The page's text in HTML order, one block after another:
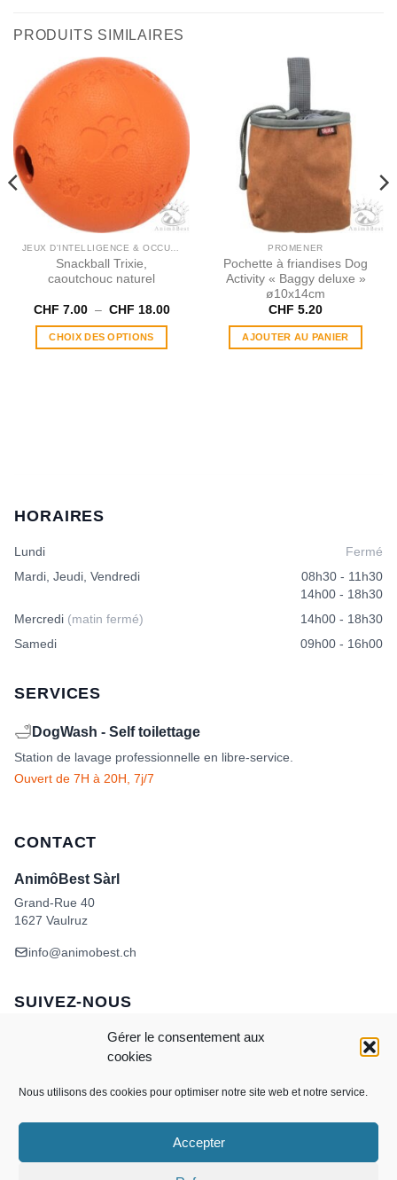
Gérer le consentement aux
cookies
Nous utilisons des cookies pour optimiser notre site web et notre service.
Accepter
PRODUITS SIMILAIRES
Snackball Trixie,
caoutchouc naturel
CHF 7.00 – CHF 18.00Plage
CHOIX DES OPTIONS
choisies
page
PROMENER
Pochette à friandises Dog
Activity « Baggy deluxe »
ø10x14cm
CHF 5.20
AJOUTER AU PANIER
HORAIRES
Lundi
Fermé
Mardi, Jeudi, Vendredi
08h30 - 11h30
14h00 - 18h30
Mercredi (matin fermé)
14h00 - 18h30
Samedi
09h00 - 16h00
SERVICES
🛁 DogWash - Self toilettage
Station de lavage professionnelle en libre-service.
Ouvert de 7H à 20H, 7j/7
CONTACT
AnimôBest Sàrl
Grand-Rue 40
1627 Vaulruz
info@animobest.ch
SUIVEZ-NOUS
MasterCardCredit